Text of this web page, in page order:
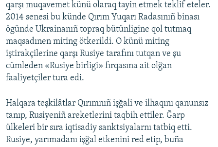
qarşı muqavemet künü olaraq tayin etmek teklif eteler.
2014 senesi bu künde Qırım Yuqarı Radasınıñ binası
ögünde Ukrainanıñ topraq bütünligine qol tutmaq
maqsadınen miting ötkerildi. O künü miting
iştirakçilerine qarşı Rusiye tarafını tutqan ve şu
cümleden «Rusiye birligi» fırqasına ait olğan
faaliyetçiler tura edi.
Halqara teşkilâtlar Qırımnıñ işğali ve ilhaqını qanunsız
tanıp, Rusiyeniñ areketlerini taqbih ettiler. Ğarp
ülkeleri bir sıra iqtisadiy sanktsiyalarnı tatbiq etti.
Rusiye, yarımadanı işğal etkenini red etip, buña